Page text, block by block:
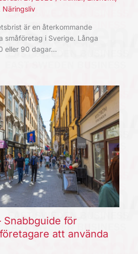
Näringsliv
är en återkommande
småföretag i Sverige. Långa
eller 90 dagar…
Snabbguide för
att använda